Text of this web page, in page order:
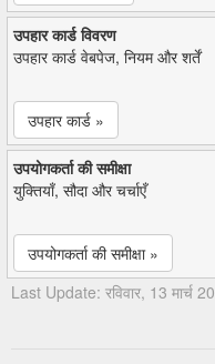
उपहार कार्ड विवरण
उपहार कार्ड वेबपेज, नियम और शर्तें
उपहार कार्ड »
उपयोगकर्ता की समीक्षा
युक्तियाँ, सौदा और चर्चाएँ
उपयोगकर्ता की समीक्षा »
Last Update: रविवार, 13 मार्च